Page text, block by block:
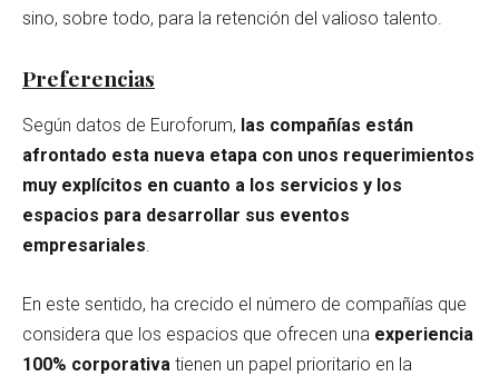
sino, sobre todo, para la retención del valioso talento.
Preferencias
Según datos de Euroforum, las compañías están
afrontado esta nueva etapa con unos requerimientos
muy explícitos en cuanto a los servicios y los
espacios para desarrollar sus eventos
empresariales
En este sentido, ha crecido el número de compañías que
considera que los espacios que ofrecen una experiencia
100% corporativa tienen un papel prioritario en la